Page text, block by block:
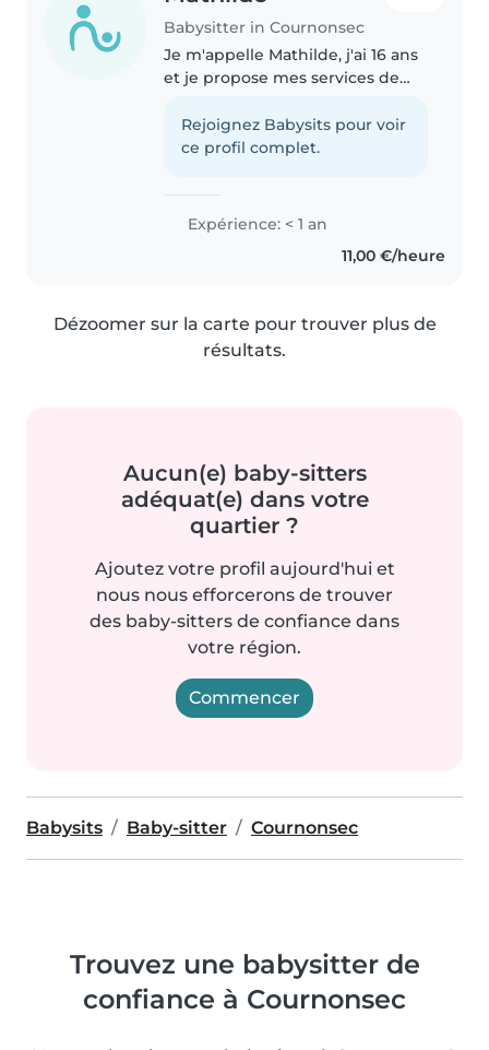
Babysitter in Cournonsec
Je m'appelle Mathilde, j'ai 16 ans
et je propose mes services de
personne sérieuse, responsable
et à l'écoute des enfants. J'aime
Rejoignez Babysits pour voir
ce profil complet.
Expérience: < 1 an
11,00 €/heure
Dézoomer sur la carte pour trouver plus de
résultats.
Aucun(e) baby-sitters
adéquat(e) dans votre
quartier ?
Ajoutez votre profil aujourd'hui et
nous nous efforcerons de trouver
des baby-sitters de confiance dans
votre région.
Commencer
Babysits Baby-sitter Cournonsec
Trouvez une babysitter de
confiance à Cournonsec